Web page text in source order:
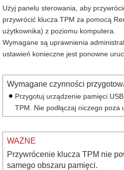
Użyj panelu sterowania, aby
przywrócić klucza TPM za pomocą
użytkownika) z poziomu komputera.
Wymagane są uprawnienia
ustawień konieczne jest ponowne
Wymagane czynności
Przygotuj urządzenie pamięci
TPM. Nie podłączaj niczego poza
WAŻNE
Przywrócenie klucza TPM nie
samego obszaru pamięci.